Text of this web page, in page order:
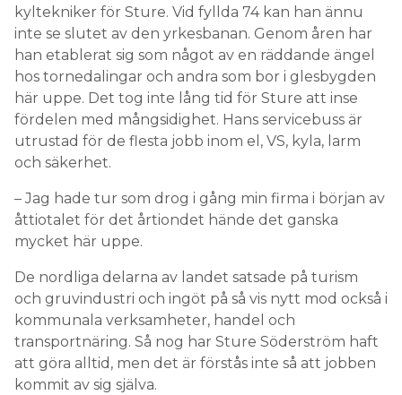
kyltekniker för Sture. Vid fyllda 74 kan han ännu
inte se slutet av den yrkesbanan. Genom åren har
han etablerat sig som något av en räddande ängel
hos tornedalingar och andra som bor i glesbygden
här uppe. Det tog inte lång tid för Sture att inse
fördelen med mångsidighet. Hans servicebuss är
utrustad för de flesta jobb inom el, VS, kyla, larm
och säkerhet.
– Jag hade tur som drog i gång min firma i början av
åttiotalet för det årtiondet hände det ganska
mycket här uppe.
De nordliga delarna av landet satsade på turism
och gruvindustri och ingöt på så vis nytt mod också i
kommunala verksamheter, handel och
transportnäring. Så nog har Sture Söderström haft
att göra alltid, men det är förstås inte så att jobben
kommit av sig själva.